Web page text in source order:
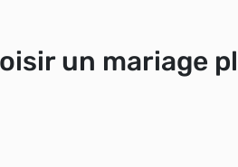
un mariage